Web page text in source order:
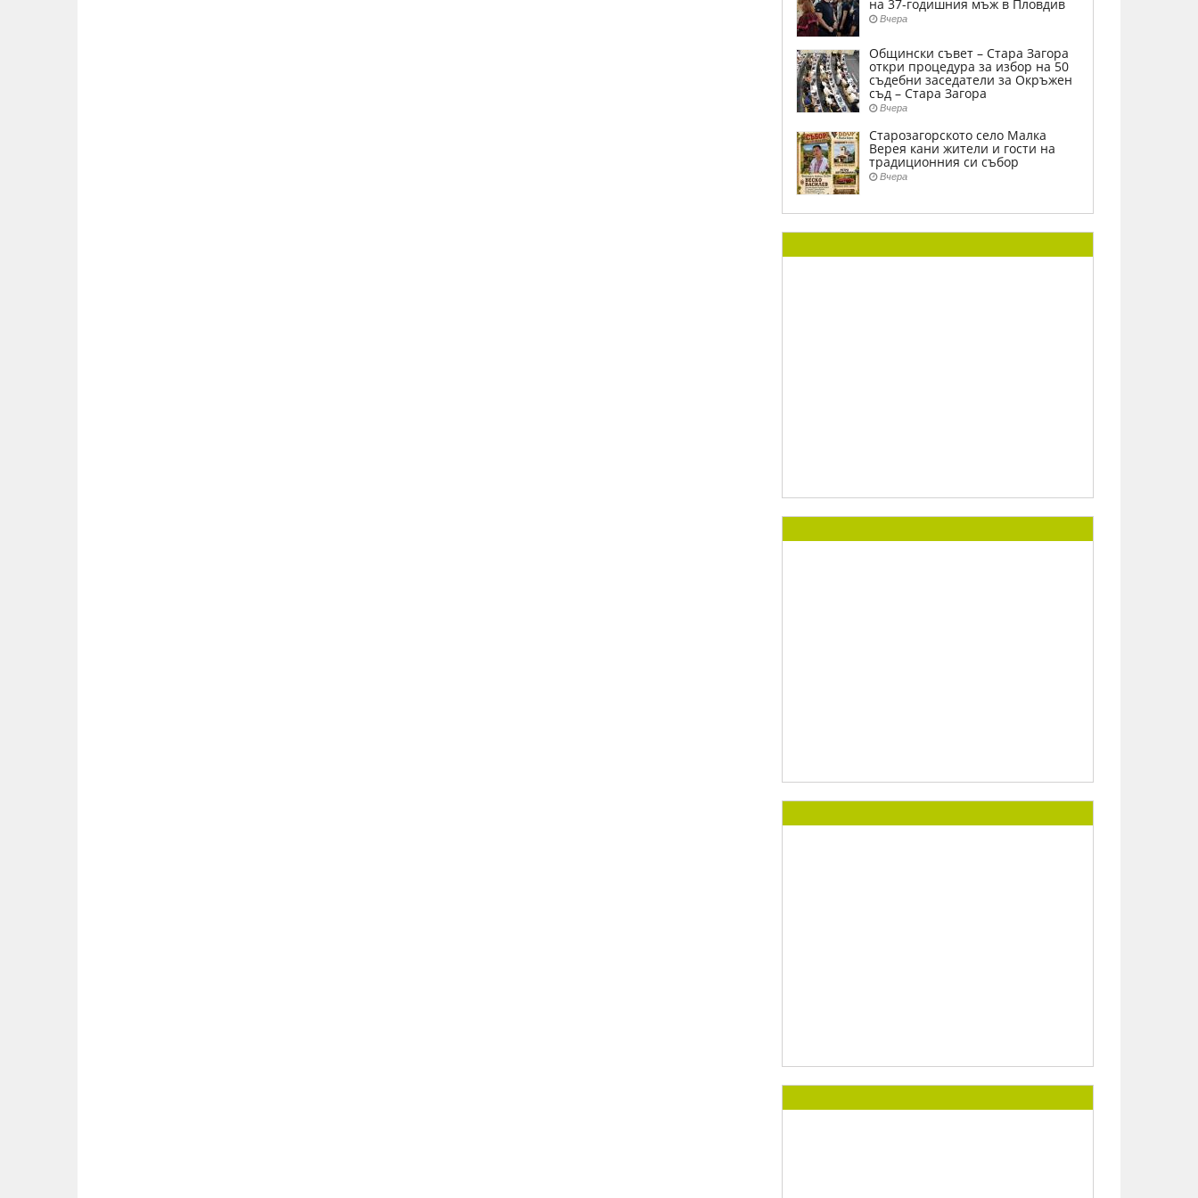
на 37-годишния мъж в Пловдив
Вчера
Общински съвет – Стара Загора
откри процедура за избор на 50
съдебни заседатели за Окръжен
съд – Стара Загора
Вчера
Старозагорското село Малка
Верея кани жители и гости на
традиционния си събор
Вчера